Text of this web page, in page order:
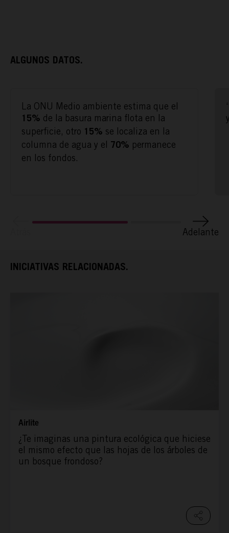
ACTÚA
PODCAST
TAMAYO
ALGUNOS DATOS.
La ONU Medio ambiente estima que el
15% de la basura marina flota en la
superficie, otro 15% se localiza en la
columna de agua y el 70% permanece
en los fondos.
Adelante
INICIATIVAS RELACIONADAS.
Airlite
¿Te imaginas una pintura ecológica que hiciese
el mismo efecto que las hojas de los árboles de
un bosque frondoso?